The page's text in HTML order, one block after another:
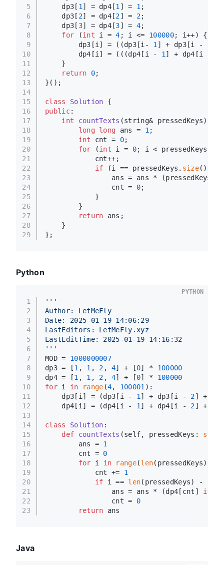
5
6
7
8
9
10
11
12
13
14
15
16
17
18
19
20
21
22
23
24
25
26
27
28
29
    dp3[
1 ] = dp4[1 ] = 1 ;
    dp3[
2] = dp4[2] = 2;
    dp3[
3] = dp4[3] = 4;
for (int i = 4 ; i <= 100000; i++) {
        dp3[i] = ((dp3[i-
1 ] + dp3[i -
        dp4[i] = (((dp4[i -
1 ] + dp4[i -
    }
return
0;
}();
class Solution {
public:
int
countTexts (string& pressedKeys)
long long ans = 1 ;
int cnt = 0;
for (int i = 0; i < pressedKeys.
            cnt++;
if (i == pressedKeys. size() -
ans = ans *
                cnt =
0;
            }
        }
return ans;
    }
};
Python
1
2
3
4
5
6
7
8
9
10
11
12
13
14
15
16
17
18
19
20
21
22
23
'''
Author: LetMeFly
Date: 2025-01-19 14:06:29
LastEditors: LetMeFly.xyz
LastEditTime: 2025-01-19 14:16:32
'''
MOD = 1000000007
dp3 = [1 , 1 , 2 , 4] + [0] * 100000
dp4 = [1 , 1 , 2 , 4] + [0] * 100000
for i in range (4, 100001 ):
    dp3[i] = (dp3[i -
1 ] + dp3[i - 2] +
    dp4[i] = (dp4[i -
1 ] + dp4[i - 2] +
class Solution :
def
countTexts (self, pressedKeys: str
        ans =
1
        cnt =
0
for i in range(len(pressedKeys)):
            cnt +=
1
if i == len(pressedKeys) -
                ans = ans * (dp4[cnt]
if
                cnt =
0
return ans
PYTHON
Java